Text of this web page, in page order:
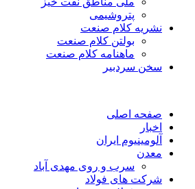
پتروشیمی
نشریه کلام صنعت
بولتن کلام صنعت
ماهنامه کلام صنعت
سخن سردبیر
صفحه اصلی
اخبار
آلومینیوم ایران
معدن
سرب و روی مهدی آباد
شرکت های فولاد